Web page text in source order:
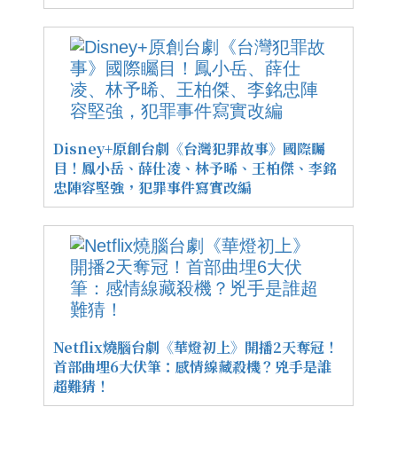
Disney+原創台劇《台灣犯罪故事》國際矚
目！鳳小岳、薛仕凌、林予晞、王柏傑、李銘
忠陣容堅強，犯罪事件寫實改編
Netflix燒腦台劇《華燈初上》開播2天奪冠！
首部曲埋6大伏筆：感情線藏殺機？兇手是誰
超難猜！